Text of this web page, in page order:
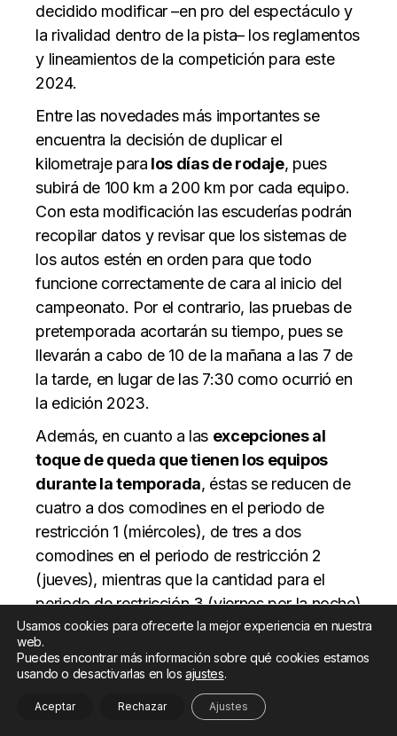
decidido modificar –en pro del espectáculo y
la rivalidad dentro de la pista– los reglamentos
y lineamientos de la competición para este
2024.
Entre las novedades más importantes se
encuentra la decisión de duplicar el
kilometraje para los días de rodaje, pues
subirá de 100 km a 200 km por cada equipo.
Con esta modificación las escuderías podrán
recopilar datos y revisar que los sistemas de
los autos estén en orden para que todo
funcione correctamente de cara al inicio del
campeonato. Por el contrario, las pruebas de
pretemporada acortarán su tiempo, pues se
llevarán a cabo de 10 de la mañana a las 7 de
la tarde, en lugar de las 7:30 como ocurrió en
la edición 2023.
Además, en cuanto a las excepciones al
toque de queda que tienen los equipos
durante la temporada, éstas se reducen de
cuatro a dos comodines en el periodo de
restricción 1 (miércoles), de tres a dos
comodines en el periodo de restricción 2
(jueves), mientras que la cantidad para el
periodo de restricción 3 (viernes por la noche)
se mantiene en dos comodines, con lo que la
FIA garantiza a los equipos la posibilidad de
completar el trabajo necesario sin incurrir en
una penalización.
Usamos cookies para ofrecerte la mejor experiencia en nuestra
web.
Puedes encontrar más información sobre qué cookies estamos
usando o desactivarlas en losajustes.
Aceptar Rechazar Ajustes